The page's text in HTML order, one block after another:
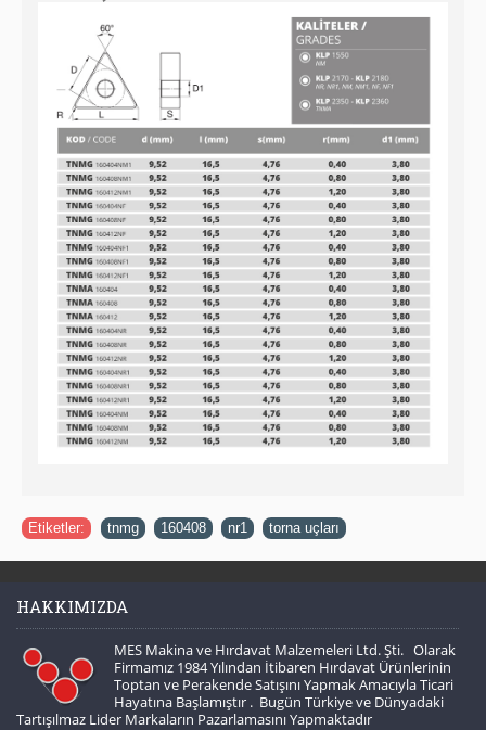
Etiketler: tnmg 160408 nr1 torna uçları
HAKKIMIZDA
MES Makina ve Hırdavat Malzemeleri Ltd. Şti. Olarak
Firmamız 1984 Yılından İtibaren Hırdavat Ürünlerinin
Toptan ve Perakende Satışını Yapmak Amacıyla Ticari
Hayatına Başlamıştır . Bugün Türkiye ve Dünyadaki
Tartışılmaz Lider Markaların Pazarlamasını Yapmaktadır